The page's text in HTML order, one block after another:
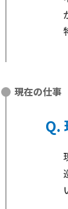
現在の仕事